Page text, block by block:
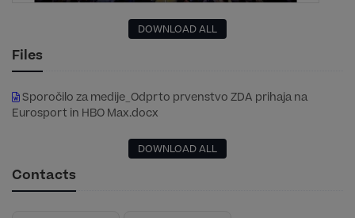
DOWNLOAD ALL
Files
Sporočilo za medije_Odprto prvenstvo ZDA prihaja na
Eurosport in HBO Max.docx
DOWNLOAD ALL
Contacts